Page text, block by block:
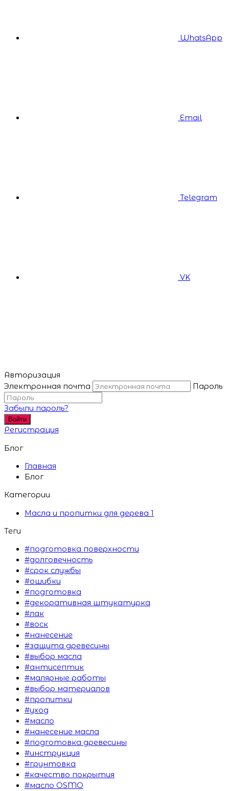
WhatsApp
Email
Telegram
VK
Авторизация
Электронная почта
Пароль
Забыли пароль?
Войти
Регистрация
Блог
Главная
Блог
Категории
Масла и пропитки для дерева 1
Теги
#подготовка поверхности
#долговечность
#срок службы
#ошибки
#подготовка
#декоративная штукатурка
#лак
#воск
#нанесение
#защита древесины
#выбор масла
#антисептик
#малярные работы
#выбор материалов
#пропитки
#уход
#масло
#нанесение масла
#подготовка древесины
#инструкция
#грунтовка
#качество покрытия
#масло OSMO